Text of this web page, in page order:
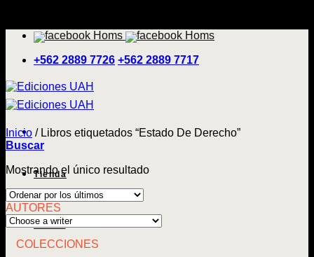
contenido
+562 2889 7726 +562 2889 7717
Tienda
Temas
Inicio /Libros etiquetados “Estado De Derecho”
Buscar
Mostrando el único resultado
AUTORES
COLECCIONES